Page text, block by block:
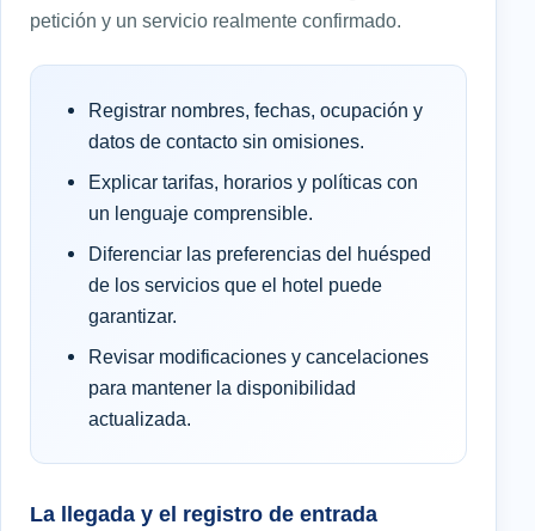
petición y un servicio realmente confirmado.
Registrar nombres, fechas, ocupación y
datos de contacto sin omisiones.
Explicar tarifas, horarios y políticas con
un lenguaje comprensible.
Diferenciar las preferencias del huésped
de los servicios que el hotel puede
garantizar.
Revisar modificaciones y cancelaciones
para mantener la disponibilidad
actualizada.
La llegada y el registro de entrada